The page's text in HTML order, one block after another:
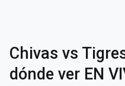
Chivas vs
dónde ver EN